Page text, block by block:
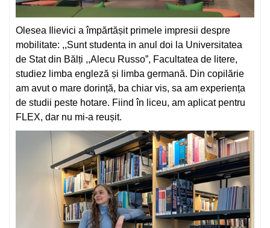
Olesea Ilievici a împărtășit primele impresii despre
mobilitate: ,,Sunt studenta in anul doi la Universitatea
de Stat din Bălți ,,Alecu Russo”, Facultatea de litere,
studiez limba engleză și limba germană. Din copilărie
am avut o mare dorință, ba chiar vis, sa am experiența
de studii peste hotare. Fiind în liceu, am aplicat pentru
FLEX, dar nu mi-a reușit.